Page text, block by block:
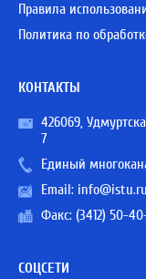
Правила
Политика по
КОНТАКТЫ
426069,
7
Единый
Email: info@istu.ru
Факс: (3412) 50-
СОЦСЕТИ